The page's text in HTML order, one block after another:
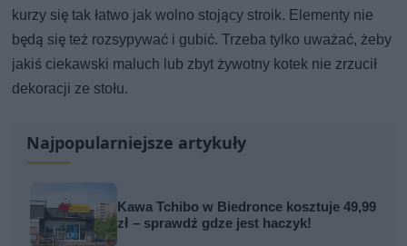
kurzy się tak łatwo jak wolno stojący stroik. Elementy nie
będą się też rozsypywać i gubić. Trzeba tylko uważać, żeby
jakiś ciekawski maluch lub zbyt żywotny kotek nie zrzucił
dekoracji ze stołu.
Najpopularniejsze artykuły
Kawa Tchibo w Biedronce kosztuje 49,99
zł – sprawdź gdze jest haczyk!